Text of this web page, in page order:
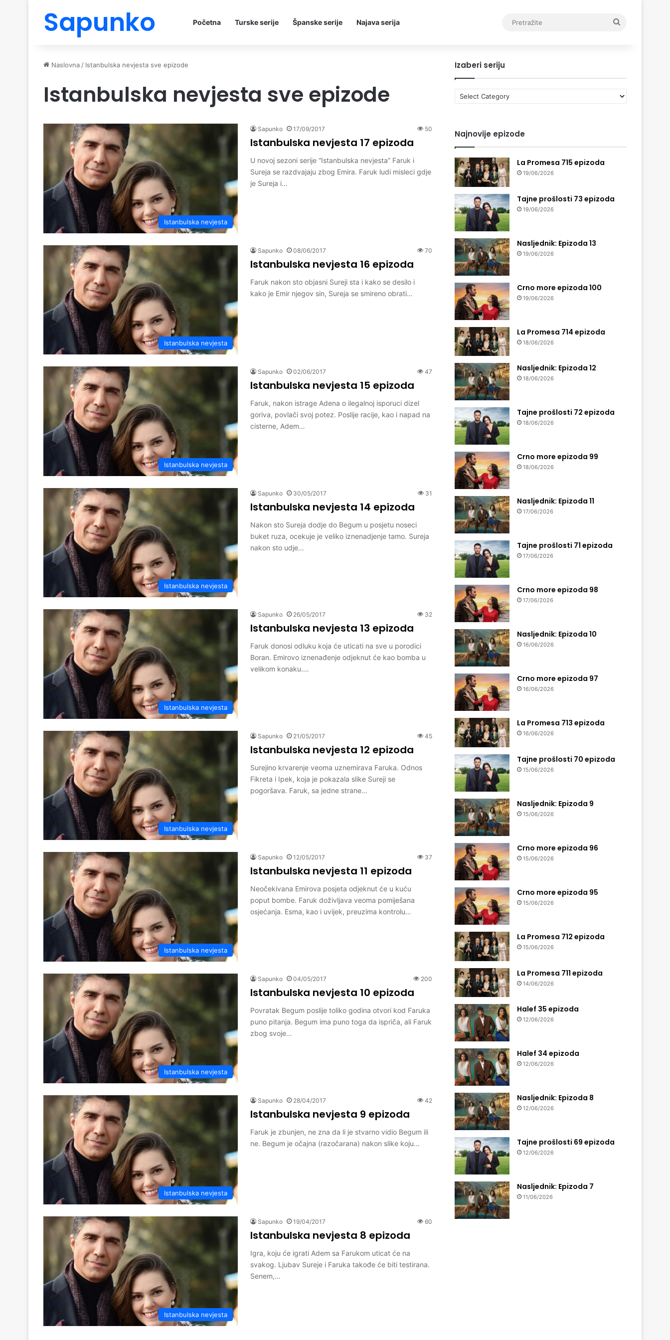
Sapunko Početna Turske serije Španske serije Najava serija
Naslovna / Istanbulska nevjesta sve epizode
Istanbulska nevjesta sve epizode
Istanbulska nevjesta
Sapunko 17/09/2017 50
Istanbulska nevjesta 17 epizoda
U novoj sezoni serije “Istanbulska nevjesta” Faruk i
Sureja se razdvajaju zbog Emira. Faruk ludi misleci gdje
je Sureja i…
Istanbulska nevjesta
Sapunko 08/06/2017 70
Istanbulska nevjesta 16 epizoda
Faruk nakon sto objasni Sureji sta i kako se desilo i
kako je Emir njegov sin, Sureja se smireno obrati…
Istanbulska nevjesta
Sapunko 02/06/2017 47
Istanbulska nevjesta 15 epizoda
Faruk, nakon istrage Adena o ilegalnoj isporuci dizel
goriva, povlači svoj potez. Poslije racije, kao i napad na
cisterne, Adem…
Istanbulska nevjesta
Sapunko 30/05/2017 31
Istanbulska nevjesta 14 epizoda
Nakon sto Sureja dodje do Begum u posjetu noseci
buket ruza, ocekuje je veliko iznenadjenje tamo. Sureja
nakon sto udje…
Istanbulska nevjesta
Sapunko 26/05/2017 32
Istanbulska nevjesta 13 epizoda
Faruk donosi odluku koja će uticati na sve u porodici
Boran. Emirovo iznenađenje odjeknut će kao bomba u
velikom konaku.…
Istanbulska nevjesta
Sapunko 21/05/2017 45
Istanbulska nevjesta 12 epizoda
Surejino krvarenje veoma uznemirava Faruka. Odnos
Fikreta i Ipek, koja je pokazala slike Sureji se
pogoršava. Faruk, sa jedne strane…
Istanbulska nevjesta
Sapunko 12/05/2017 37
Istanbulska nevjesta 11 epizoda
Neočekivana Emirova posjeta odjeknut će u kuću
poput bombe. Faruk doživljava veoma pomiješana
osjećanja. Esma, kao i uvijek, preuzima kontrolu…
Istanbulska nevjesta
Sapunko 04/05/2017 200
Istanbulska nevjesta 10 epizoda
Povratak Begum poslije toliko godina otvori kod Faruka
puno pitanja. Begum ima puno toga da ispriča, ali Faruk
zbog svoje…
Istanbulska nevjesta
Sapunko 28/04/2017 42
Istanbulska nevjesta 9 epizoda
Faruk je zbunjen, ne zna da li je stvarno vidio Begum ili
ne. Begum je očajna (razočarana) nakon slike koju…
Istanbulska nevjesta
Sapunko 19/04/2017 60
Istanbulska nevjesta 8 epizoda
Igra, koju će igrati Adem sa Farukom uticat će na
svakog. Ljubav Sureje i Faruka takođe će biti testirana.
Senem,…
Izaberi seriju
Izaberi
seriju
Najnovije epizode
La Promesa 715 epizoda
19/06/2026
Tajne prošlosti 73 epizoda
19/06/2026
Nasljednik: Epizoda 13
19/06/2026
Crno more epizoda 100
19/06/2026
La Promesa 714 epizoda
18/06/2026
Nasljednik: Epizoda 12
18/06/2026
Tajne prošlosti 72 epizoda
18/06/2026
Crno more epizoda 99
18/06/2026
Nasljednik: Epizoda 11
17/06/2026
Tajne prošlosti 71 epizoda
17/06/2026
Crno more epizoda 98
17/06/2026
Nasljednik: Epizoda 10
16/06/2026
Crno more epizoda 97
16/06/2026
La Promesa 713 epizoda
16/06/2026
Tajne prošlosti 70 epizoda
15/06/2026
Nasljednik: Epizoda 9
15/06/2026
Crno more epizoda 96
15/06/2026
Crno more epizoda 95
15/06/2026
La Promesa 712 epizoda
15/06/2026
La Promesa 711 epizoda
14/06/2026
Halef 35 epizoda
12/06/2026
Halef 34 epizoda
12/06/2026
Nasljednik: Epizoda 8
12/06/2026
Tajne prošlosti 69 epizoda
12/06/2026
Nasljednik: Epizoda 7
11/06/2026